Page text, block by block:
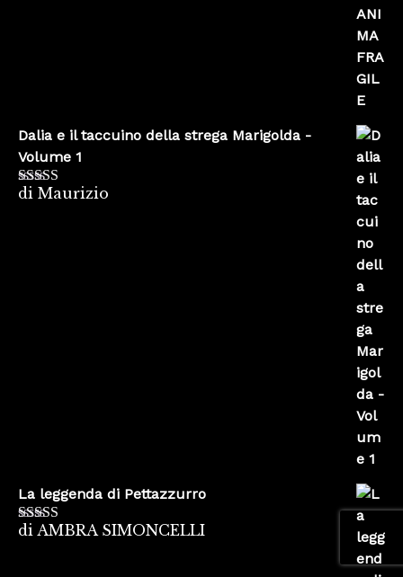
Dalia e il taccuino della strega Marigolda -
Volume 1
Valutato4
di Maurizio
La leggenda di Pettazzurro
Valutato5su
di AMBRA SIMONCELLI